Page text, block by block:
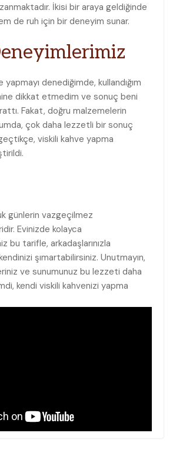
İkisi⁤ bir​ araya geldiğinde
de ruh için bir deneyim sunar.
yapmayı denediğimde, kullandığım
dikkat etmedim ve sonuç beni
Fakat, doğru malzemelerin
çok ⁤daha lezzetli bir sonuç
viskili kahve yapma
günlerin vazgeçilmez
Evinizde kolayca
bu tarifle, arkadaşlarınızla
‍şımartabilirsiniz. Unutmayın,
ve sunumunuz bu ​lezzeti ⁣daha
kendi viskili kahvenizi yapma